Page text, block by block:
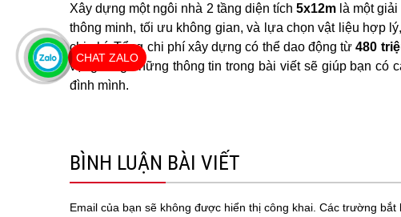
Xây dựng một ngôi nhà 2 tầng diện tích 5x12m là một
thông minh, tối ưu không gian, và lựa chọn vật liệu hợp
chi phí. Tổng chi phí xây dựng có thể dao động từ480
vọng rằng những thông tin trong bài viết sẽ giúp bạn có
đình mình.
BÌNH LUẬN BÀI VIẾT
Email của bạn sẽ không được hiển thị công khai. Các trường bắt
CHAT ZALO